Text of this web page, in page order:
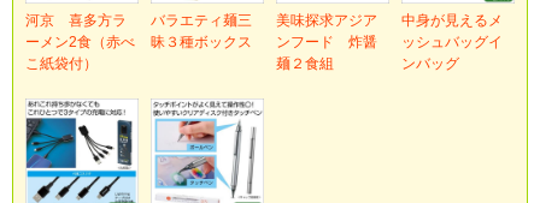
河京 喜多方ラ
ーメン2食（赤べ
こ紙袋付）
バラエティ麺三
昧３種ボックス
美味探求アジア
ンフード 炸醤
麺２食組
中身が見えるメ
ッシュバッグイ
ンバッグ